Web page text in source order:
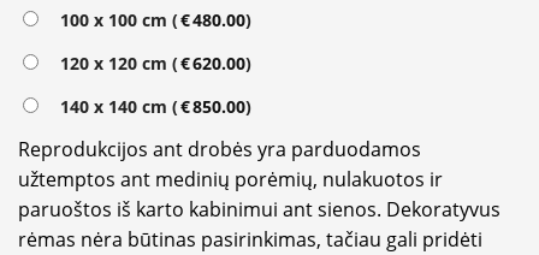
100 x 100 cm (€480.00)
120 x 120 cm (€620.00)
140 x 140 cm (€850.00)
Reprodukcijos ant drobės yra parduodamos
užtemptos ant medinių porėmių, nulakuotos ir
paruoštos iš karto kabinimui ant sienos. Dekoratyvus
rėmas nėra būtinas pasirinkimas, tačiau gali pridėti